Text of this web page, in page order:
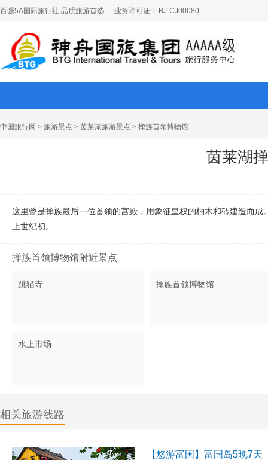
百强5A国际旅行社 品质旅游首选 业务许可证:L-BJ-CJ00080
中国旅行网 > 旅游景点 > 茵莱湖旅游景点 > 掸族首领博物馆
茵莱湖
这里曾是掸族最后一位首领的宫殿，用象征皇权的柚木和砖建造而
上世纪初。
掸族首领博物馆附近景点
跳猫寺 掸族首领博物馆
水上市场
相关旅游线路
【悠游富国】富国岛5晚7天